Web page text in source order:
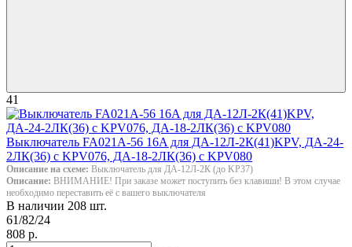
41
Выключатель FA021A-56 16A для ДА-12Л-2К(41)KPV, ДА-24-
2ЛК(36) с KPV076, ДА-18-2ЛК(36) с KPV080
Описание на схеме: Выключатель для ДА-12Л-2К (до KP37)
Описание: ВНИМАНИЕ! При заказе может поступить без клавиши! В этом случае
необходимо переставить её с вашего выключателя
В наличии 208 шт.
61/82/24
808 р.